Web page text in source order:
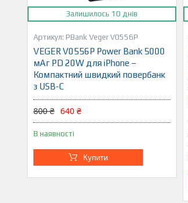
Залишилось 10 днів
PBank Veger V0556P
VEGER V0556P Power Bank 5000
мАг PD 20W для iPhone –
Компактний швидкий повербанк
з USB-C
800 ₴ 640 ₴
В наявності
Купити